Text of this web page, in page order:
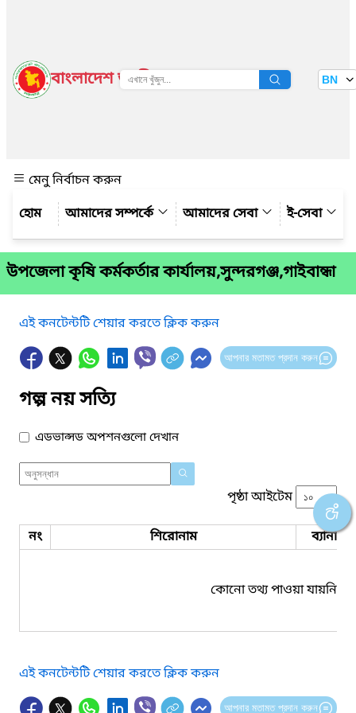
বাংলাদেশ জাতীয় তথ্য বাতায়ন BN
মেনু নির্বাচন করুন
আমাদের সম্পর্কে
আমাদের সেবা ই-সেবা
উপজেলা কৃষি কর্মকর্তার কার্যালয়,সুন্দরগঞ্জ,গাইবান্ধা
এই কনটেন্টটি শেয়ার করতে ক্লিক করুন
আপনার মতামত প্রদান করুন
গল্প নয় সত্যি
এডভান্সড অপশনগুলো দেখান
পৃষ্ঠা আইটেম
নং শিরোনাম ব্যানার
কোনো তথ্য পাওয়া যায়নি।
এই কনটেন্টটি শেয়ার করতে ক্লিক করুন
আপনার মতামত প্রদান করুন